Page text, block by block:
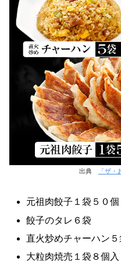
出典 「ザ・
元祖肉餃子１袋５０
餃子のタレ６袋
直火炒めチャーハン５
大粒肉焼売１袋８個入